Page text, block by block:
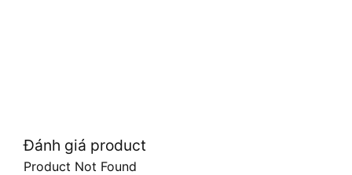
Đánh giá product
Product Not Found